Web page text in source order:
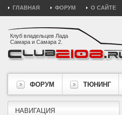
ГЛАВНАЯ ФОРУМ О САЙТЕ
Клуб владельцев Лада
Самара и Самара 2.
ФОРУМ ТЮНИНГ
НАВИГАЦИЯ